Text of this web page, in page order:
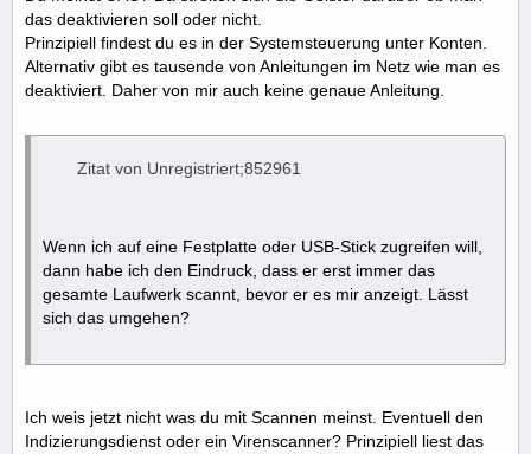
das deaktivieren soll oder nicht.
Prinzipiell findest du es in der Systemsteuerung unter Konten.
Alternativ gibt es tausende von Anleitungen im Netz wie man es
deaktiviert. Daher von mir auch keine genaue Anleitung.
Zitat von Unregistriert;852961
Wenn ich auf eine Festplatte oder USB-Stick zugreifen will,
dann habe ich den Eindruck, dass er erst immer das
gesamte Laufwerk scannt, bevor er es mir anzeigt. Lässt
sich das umgehen?
Ich weis jetzt nicht was du mit Scannen meinst. Eventuell den
Indizierungsdienst oder ein Virenscanner? Prinzipiell liest das